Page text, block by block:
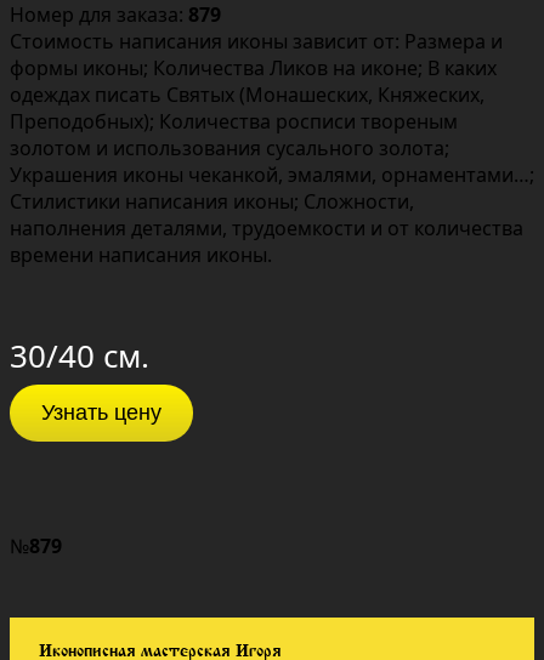
Номер для заказа: 879
Стоимость написания иконы зависит от: Размера и
формы иконы; Количества Ликов на иконе; В каких
одеждах писать Святых (Монашеских, Княжеских,
Преподобных); Количества росписи твореным
золотом и использования сусального золота;
Украшения иконы чеканкой, эмалями, орнаментами…;
Стилистики написания иконы; Сложности,
наполнения деталями, трудоемкости и от количества
времени написания иконы.
30/40 см.
Узнать цену
№879
Иконописная мастерская Игоря